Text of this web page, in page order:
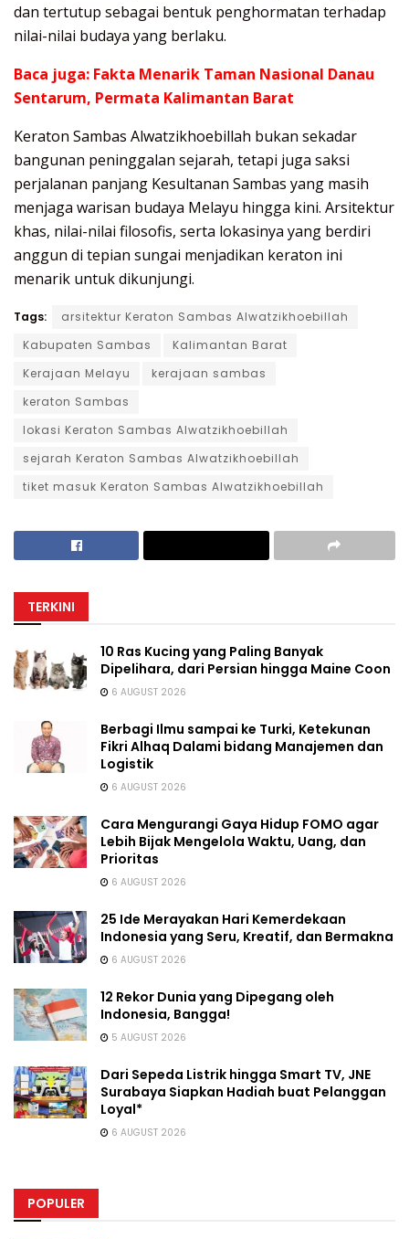
dan tertutup sebagai bentuk penghormatan terhadap
nilai-nilai budaya yang berlaku.
Baca juga: Fakta Menarik Taman Nasional Danau
Sentarum, Permata Kalimantan Barat
Keraton Sambas Alwatzikhoebillah bukan sekadar
bangunan peninggalan sejarah, tetapi juga saksi
perjalanan panjang Kesultanan Sambas yang masih
menjaga warisan budaya Melayu hingga kini. Arsitektur
khas, nilai-nilai filosofis, serta lokasinya yang berdiri
anggun di tepian sungai menjadikan keraton ini
menarik untuk dikunjungi.
Tags:
arsitektur Keraton Sambas Alwatzikhoebillah
Kabupaten Sambas
Kalimantan Barat
Kerajaan Melayu
kerajaan sambas
keraton Sambas
lokasi Keraton Sambas Alwatzikhoebillah
sejarah Keraton Sambas Alwatzikhoebillah
tiket masuk Keraton Sambas Alwatzikhoebillah
TERKINI
10 Ras Kucing yang Paling Banyak
Dipelihara, dari Persian hingga Maine Coon
6 AUGUST 2026
Berbagi Ilmu sampai ke Turki, Ketekunan
Fikri Alhaq Dalami bidang Manajemen dan
Logistik
6 AUGUST 2026
Cara Mengurangi Gaya Hidup FOMO agar
Lebih Bijak Mengelola Waktu, Uang, dan
Prioritas
6 AUGUST 2026
25 Ide Merayakan Hari Kemerdekaan
Indonesia yang Seru, Kreatif, dan Bermakna
6 AUGUST 2026
12 Rekor Dunia yang Dipegang oleh
Indonesia, Bangga!
5 AUGUST 2026
Dari Sepeda Listrik hingga Smart TV, JNE
Surabaya Siapkan Hadiah buat Pelanggan
Loyal*
6 AUGUST 2026
POPULER